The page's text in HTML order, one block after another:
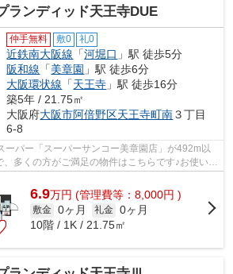
ランディッド天王寺DUE
仲手無料 敷0 礼0
近鉄南大阪線 「河堀口 」駅 徒歩5分
阪和線 「美章園 」駅 徒歩6分
大阪環状線 「天王寺 」駅 徒歩16分
築5年 / 21.75㎡
大阪府大阪市阿倍野区天王寺町南３丁目
6-8
ーパー「スーパーサンコー美章園店」が492m以
多くの方がご満足の物件はこちらです♪お使いい
先に応じて使...
6.9万円 (管理費等：8,000円 )
敷金 0ヶ月 礼金 0ヶ月
10階 / 1K / 21.75㎡